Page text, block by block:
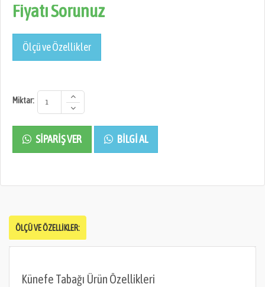
Fiyatı Sorunuz
Ölçü ve Özellikler
Miktar:
SIPARIŞ VER BILGI AL
ÖLÇÜ VE ÖZELLIKLER:
Künefe Tabağı Ürün Özellikleri